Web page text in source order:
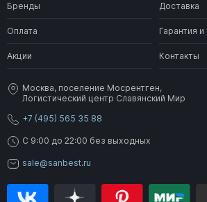
Бренды Доставка
Оплата Гарантия
Акции Контакты
Москва, поселение Мосрентген,
Логистический центр Славянский Мир
+7 (495) 565 35 88
C 9:00 до 22:00 без выходных
sale@sanbest.ru